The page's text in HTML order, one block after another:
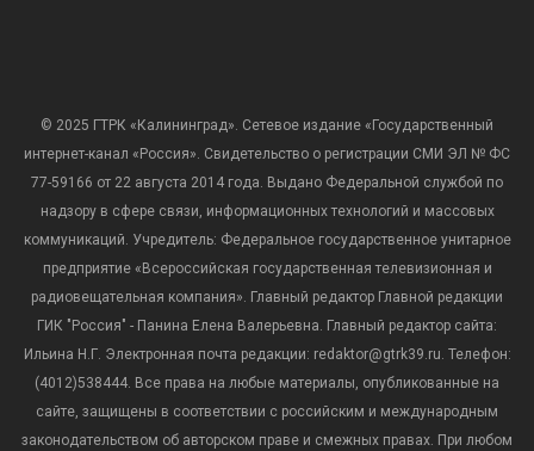
© 2025 ГТРК «Калининград». Сетевое издание «Государственный
интернет-канал «Россия». Свидетельство о регистрации СМИ ЭЛ № ФС
77-59166 от 22 августа 2014 года. Выдано Федеральной службой по
надзору в сфере связи, информационных технологий и массовых
коммуникаций. Учредитель: Федеральное государственное унитарное
предприятие «Всероссийская государственная телевизионная и
радиовещательная компания». Главный редактор Главной редакции
ГИК "Россия" - Панина Елена Валерьевна. Главный редактор сайта:
Ильина Н.Г. Электронная почта редакции: redaktor@gtrk39.ru. Телефон:
(4012)538444. Все права на любые материалы, опубликованные на
сайте, защищены в соответствии с российским и международным
законодательством об авторском праве и смежных правах. При любом